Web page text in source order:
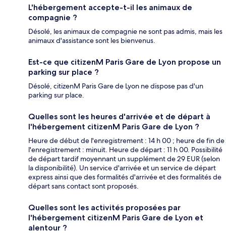
L'hébergement accepte-t-il les animaux de
compagnie ?
Désolé, les animaux de compagnie ne sont pas admis, mais les
animaux d'assistance sont les bienvenus.
Est-ce que citizenM Paris Gare de Lyon propose un
parking sur place ?
Désolé, citizenM Paris Gare de Lyon ne dispose pas d'un
parking sur place.
Quelles sont les heures d'arrivée et de départ à
l'hébergement citizenM Paris Gare de Lyon ?
Heure de début de l'enregistrement : 14 h 00 ; heure de fin de
l'enregistrement : minuit. Heure de départ : 11 h 00. Possibilité
de départ tardif moyennant un supplément de 29 EUR (selon
la disponibilité). Un service d'arrivée et un service de départ
express ainsi que des formalités d'arrivée et des formalités de
départ sans contact sont proposés.
Quelles sont les activités proposées par
l'hébergement citizenM Paris Gare de Lyon et
alentour ?